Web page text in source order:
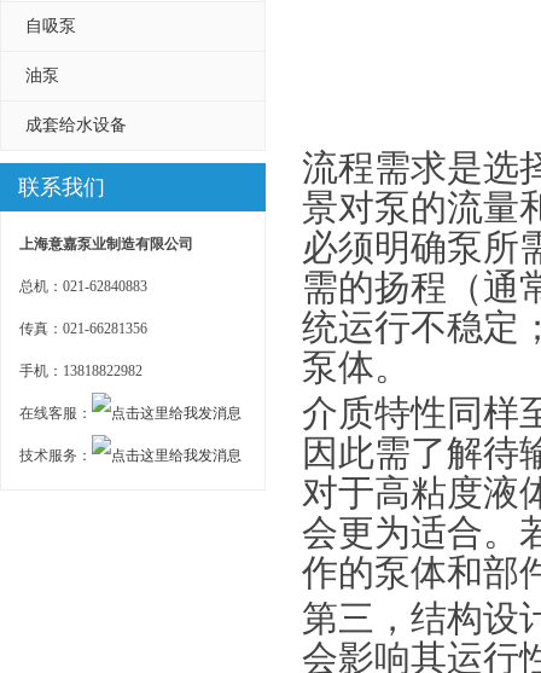
自吸泵
油泵
成套给水设备
联系我们
上海意嘉泵业制造有限公司
总机：021-62840883
传真：021-66281356
手机：13818822982
在线客服：
技术服务：
流程需求是选
景对泵的流量
必须明确泵所
需的扬程（通
统运行不稳定
泵体。
介质特性同样
因此需了解待
对于高粘度液
会更为适合。
作的泵体和部
第三，结构设
会影响其运行